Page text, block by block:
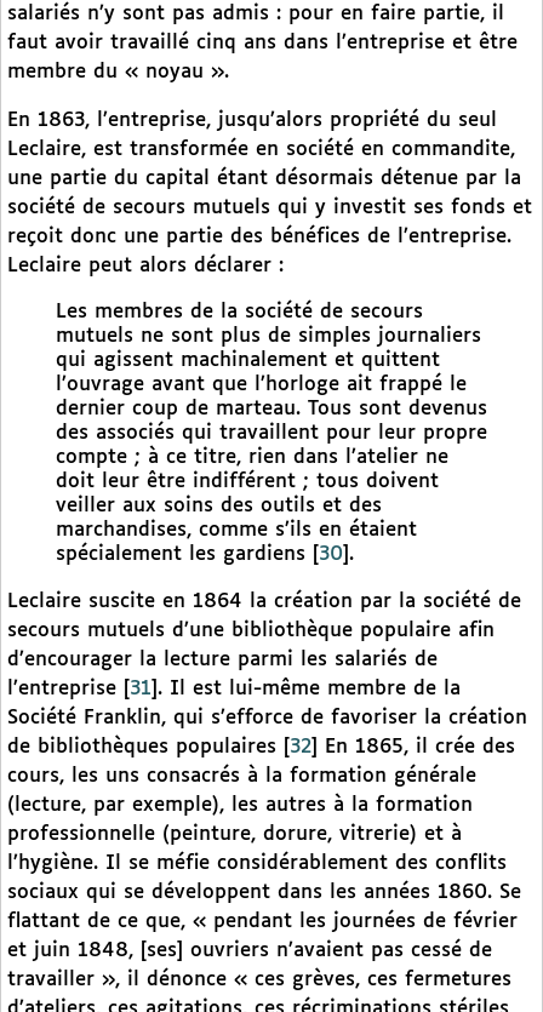
salariés n’y sont pas admis : pour en faire partie, il
faut avoir travaillé cinq ans dans l’entreprise et être
membre du « noyau ».
En 1863, l’entreprise, jusqu’alors propriété du seul
Leclaire, est transformée en société en commandite,
une partie du capital étant désormais détenue par la
société de secours mutuels qui y investit ses fonds et
reçoit donc une partie des bénéfices de l’entreprise.
Leclaire peut alors déclarer :
Les membres de la société de secours
mutuels ne sont plus de simples journaliers
qui agissent machinalement et quittent
l’ouvrage avant que l’horloge ait frappé le
dernier coup de marteau. Tous sont devenus
des associés qui travaillent pour leur propre
compte ; à ce titre, rien dans l’atelier ne
doit leur être indifférent ; tous doivent
veiller aux soins des outils et des
marchandises, comme s’ils en étaient
spécialement les gardiens
30 .
Leclaire suscite en 1864 la création par la société de
secours mutuels d’une bibliothèque populaire afin
d’encourager la lecture parmi les salariés de
l’entreprise
31 . Il est lui-même membre de la
Société Franklin, qui s’efforce de favoriser la création
de bibliothèques populaires
32
En 1865, il crée des
cours, les uns consacrés à la formation générale
(lecture, par exemple), les autres à la formation
professionnelle (peinture, dorure, vitrerie) et à
l’hygiène. Il se méfie considérablement des conflits
sociaux qui se développent dans les années 1860. Se
flattant de ce que, « pendant les journées de février
et juin 1848, [ses] ouvriers n’avaient pas cessé de
travailler », il dénonce « ces grèves, ces fermetures